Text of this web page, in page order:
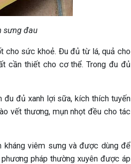
sưng đau
cho sức khoẻ. Đu đủ từ lá, quả cho
cần thiết cho cơ thể. Trong đu đủ
đu đủ xanh lợi sữa, kích thích tuyến
vết thương, mụn nhọt đều cho tác
viêm sưng và được dùng để
pháp thường xuyên được áp